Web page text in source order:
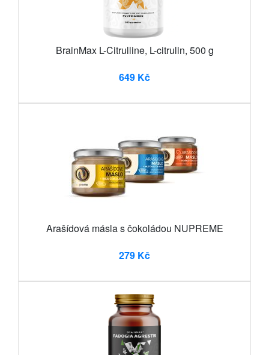
BrainMax L-Citrulline, L-citrulin, 500 g
649 Kč
Arašídová másla s čokoládou NUPREME
279 Kč